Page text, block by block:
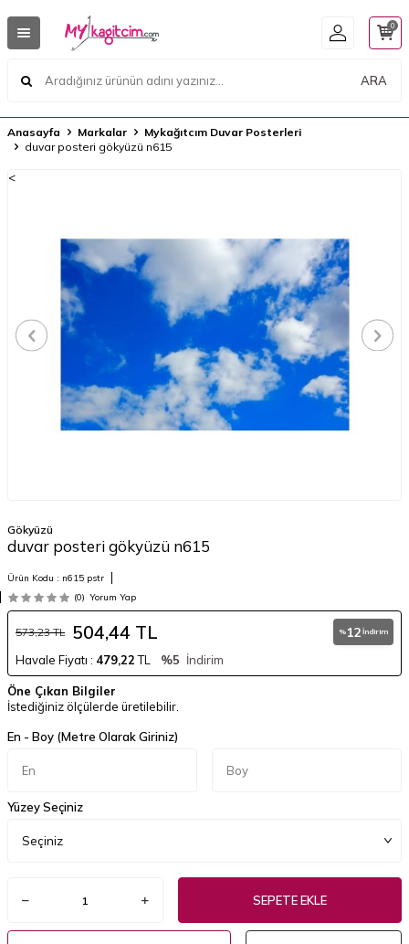
ARA
0
Anasayfa Markalar
Mykağıtcım Duvar Posterleri
duvar posteri gökyüzü n615
<
Gökyüzü
duvar posteri gökyüzü n615
Ürün Kodu : n615 pstr
(0) Yorum Yap
573,23TL 504,44 TL % 12 İndirim
Havale Fiyatı : 479,22TL %5 İndirim
Öne Çıkan Bilgiler
İstediğiniz ölçülerde üretilebilir.
En - Boy (Metre Olarak Giriniz)
Yüzey Seçiniz
SEPETE EKLE